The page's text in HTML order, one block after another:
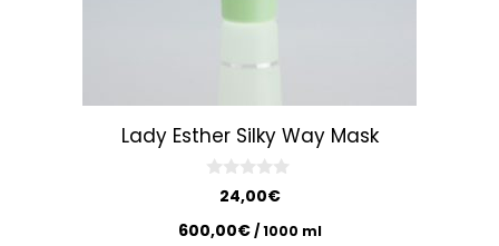
Lady Esther Silky Way Mask
t
24,00€
600,00€/1000 ml